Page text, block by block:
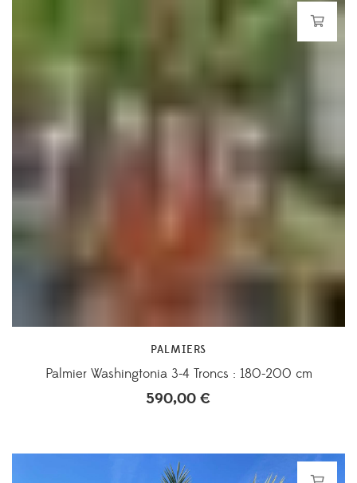
PALMIERS
Palmier Washingtonia 3-4 Troncs : 180-200 cm
590,00 €